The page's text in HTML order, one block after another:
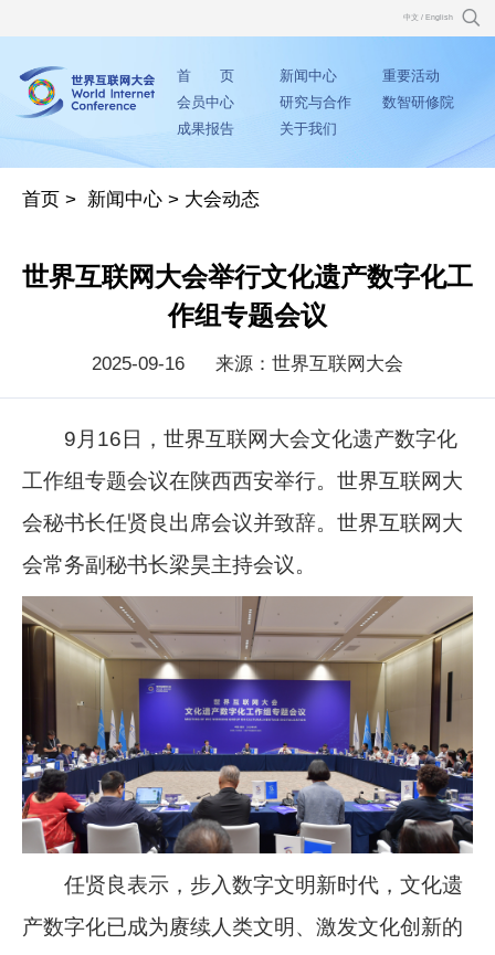
中文 / English
首 页 新闻中心
重要活动
会员中心
研究与合作
数智研修院
成果报告
关于我们
首页 > 新闻中心 > 大会动态
世界互联网大会举行文化遗产数字化工
作组专题会议
2025-09-16 来源：世界互联网大会
9月16日，世界互联网大会文化遗产数字化
工作组专题会议在陕西西安举行。世界互联网大
会秘书长任贤良出席会议并致辞。世界互联网大
会常务副秘书长梁昊主持会议。
任贤良表示，步入数字文明新时代，文化遗
产数字化已成为赓续人类文明、激发文化创新的